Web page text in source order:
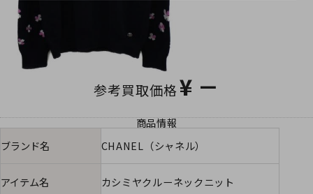
参考買取価格¥ －
商品情報
ブランド名
CHANEL（シャネル）
アイテム名 カシミヤクルーネックニット